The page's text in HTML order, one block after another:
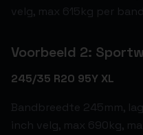
velg, max 615kg per
Voorbeeld 2:
245/35 R20 95Y XL
Bandbreedte 245mm,
inch velg, max 690kg,